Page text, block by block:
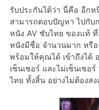
รับประกันได้ว่า นี่คือ อีกห
สามารถตอบปัญหา ไปกับ
หนัง AV ซับไทย ของแท้
หนังมีชื่อ จำนวนมาก หรื
พร้อมให้คุณได้ เข้าถึงได้
เซ็นเซอร์ และไม่เซ็นเซอ
ไทย ทั้งสิ้น อย่างไม่ต้องสง